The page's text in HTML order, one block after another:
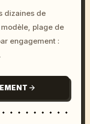
dizaines de
plage de
engagement :